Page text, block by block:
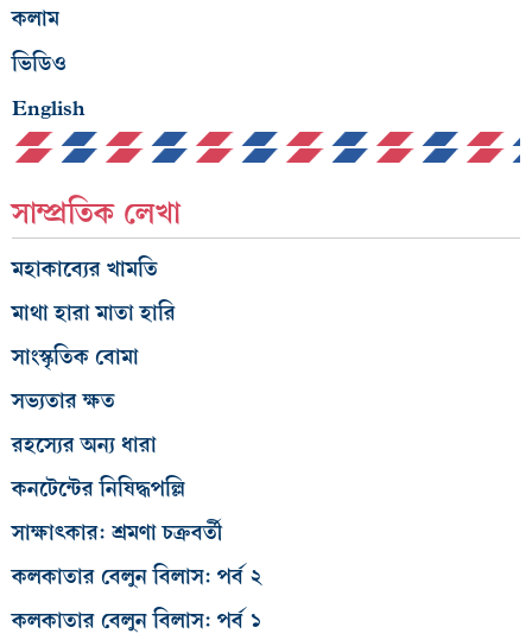
কলাম
ভিডিও
English
সাম্প্রতিক লেখা
মহাকাব্যের খামতি
মাথা হারা মাতা হারি
সাংস্কৃতিক বোমা
সভ্যতার ক্ষত
রহস্যের অন্য ধারা
কনটেন্টের নিষিদ্ধপল্লি
সাক্ষাৎকার: শ্রমণা চক্রবর্তী
কলকাতার বেলুন বিলাস: পর্ব ২
কলকাতার বেলুন বিলাস: পর্ব ১